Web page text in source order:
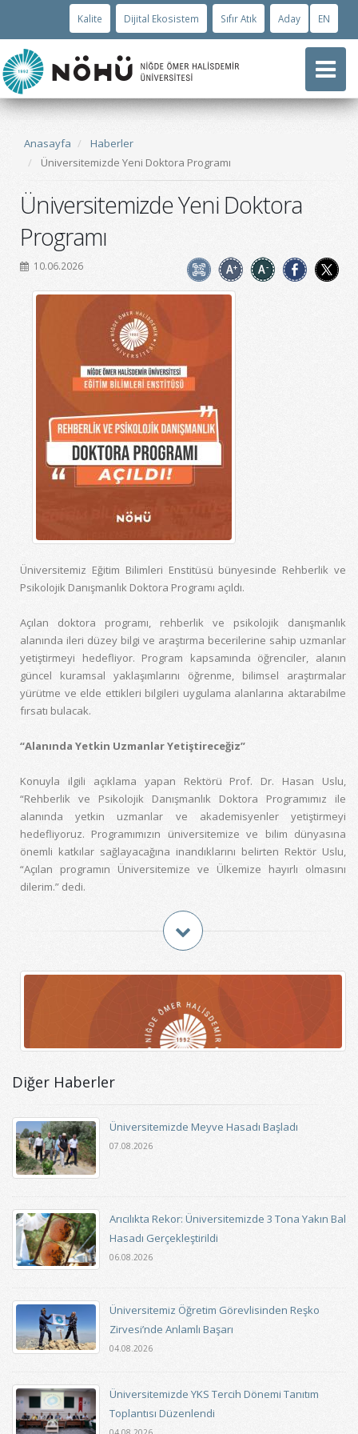
Kalite Dijital Ekosistem Sıfır Atık Aday EN
Anasayfa
Haberler
Üniversitemizde Yeni Doktora Programı
Üniversitemizde Yeni Doktora
Programı
10.06.2026
Üniversitemiz Eğitim Bilimleri Enstitüsü bünyesinde Rehberlik ve
Psikolojik Danışmanlık Doktora Programı açıldı.
Açılan doktora programı, rehberlik ve psikolojik danışmanlık
alanında ileri düzey bilgi ve araştırma becerilerine sahip uzmanlar
yetiştirmeyi hedefliyor. Program kapsamında öğrenciler, alanın
güncel kuramsal yaklaşımlarını öğrenme, bilimsel araştırmalar
yürütme ve elde ettikleri bilgileri uygulama alanlarına aktarabilme
fırsatı bulacak.
“Alanında Yetkin Uzmanlar Yetiştireceğiz”
Konuyla ilgili açıklama yapan Rektörü Prof. Dr. Hasan Uslu,
“Rehberlik ve Psikolojik Danışmanlık Doktora Programımız ile
alanında yetkin uzmanlar ve akademisyenler yetiştirmeyi
hedefliyoruz. Programımızın üniversitemize ve bilim dünyasına
önemli katkılar sağlayacağına inandıklarını belirten Rektör Uslu,
“Açılan programın Üniversitemize ve Ülkemize hayırlı olmasını
dilerim.” dedi.
Diğer Haberler
Üniversitemizde Meyve Hasadı Başladı
07.08.2026
Arıcılıkta Rekor: Üniversitemizde 3 Tona Yakın Bal
Hasadı Gerçekleştirildi
06.08.2026
Üniversitemiz Öğretim Görevlisinden Reşko
Zirvesi’nde Anlamlı Başarı
04.08.2026
Üniversitemizde YKS Tercih Dönemi Tanıtım
Toplantısı Düzenlendi